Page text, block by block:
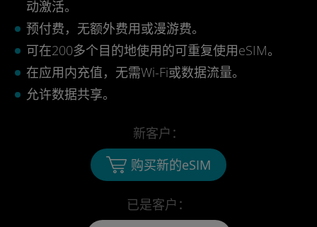
动激活。
预付费，无额外费用或漫游费。
可在200多个目的地使用的可重复使用eSIM。
在应用内充值，无需Wi-Fi或数据流量。
允许数据共享。
已是客户：
新客户：
购买新的eSIM